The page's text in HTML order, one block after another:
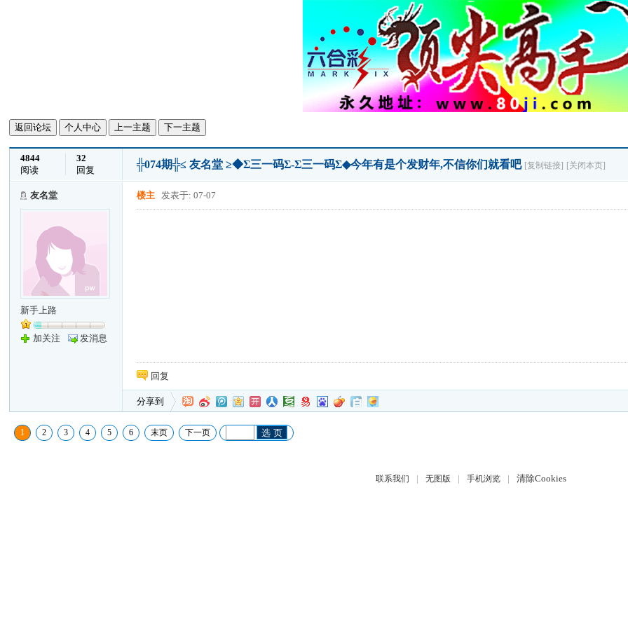
返回论坛 个人中心 上一主题 下一主题
4844
阅读
32
回复
╬074期╬≤ 友名堂 ≥◆Σ三一码Σ-Σ三一码Σ◆今年有是个发财年,不信你们就看吧 [复制链接] [关闭本页]
友名堂
新手上路
加关注 发消息
楼主 发表于: 07-07
回复
分享到
1 2 3 4 5 6 末页 下一页 选 页
联系我们 | 无图版 | 手机浏览 | 清除Cookies